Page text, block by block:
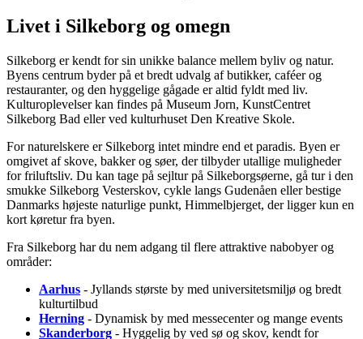
Livet i Silkeborg og omegn
Silkeborg er kendt for sin unikke balance mellem byliv og natur.
Byens centrum byder på et bredt udvalg af butikker, caféer og
restauranter, og den hyggelige gågade er altid fyldt med liv.
Kulturoplevelser kan findes på Museum Jorn, KunstCentret
Silkeborg Bad eller ved kulturhuset Den Kreative Skole.
For naturelskere er Silkeborg intet mindre end et paradis. Byen er
omgivet af skove, bakker og søer, der tilbyder utallige muligheder
for friluftsliv. Du kan tage på sejltur på Silkeborgsøerne, gå tur i den
smukke Silkeborg Vesterskov, cykle langs Gudenåen eller bestige
Danmarks højeste naturlige punkt, Himmelbjerget, der ligger kun en
kort køretur fra byen.
Fra Silkeborg har du nem adgang til flere attraktive nabobyer og
områder:
Aarhus - Jyllands største by med universitetsmiljø og bredt
kulturtilbud
Herning - Dynamisk by med messecenter og mange events
Skanderborg - Hyggelig by ved sø og skov, kendt for